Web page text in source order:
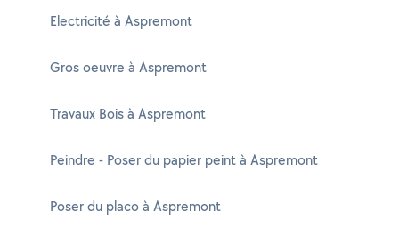
Electricité à Aspremont
Gros oeuvre à Aspremont
Travaux Bois à Aspremont
Peindre - Poser du papier peint à Aspremont
Poser du placo à Aspremont